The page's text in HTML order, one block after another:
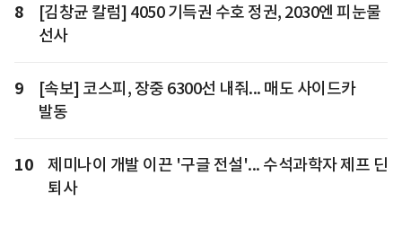
8
[김창균 칼럼] 4050 기득권 수호 정권, 2030엔 피눈물
선사
9
[속보] 코스피, 장중 6300선 내줘... 매도 사이드카
발동
10
제미나이 개발 이끈 '구글 전설'... 수석과학자 제프 딘
퇴사